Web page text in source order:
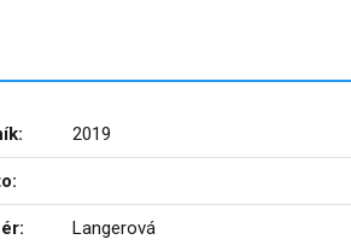
2019
Langerová